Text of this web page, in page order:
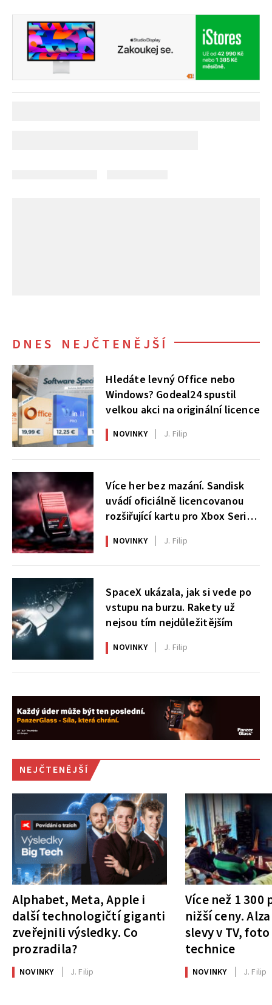
DNES NEJČTENĚJŠÍ
Hledáte levný Office nebo
Windows? Godeal24 spustil
velkou akci na originální licence
NOVINKY J. Filip
Více her bez mazání. Sandisk
uvádí oficiálně licencovanou
rozšiřující kartu pro Xbox Series
X|S
NOVINKY J. Filip
SpaceX ukázala, jak si vede po
vstupu na burzu. Rakety už
nejsou tím nejdůležitějším
NOVINKY J. Filip
NEJČTENĚJŠÍ
Alphabet, Meta, Apple i
další technologičtí giganti
zveřejnili výsledky. Co
prozradila?
NOVINKY J. Filip
Více než 1
nižší ceny.
slevy v TV,
technice
NOVINKY J. Filip